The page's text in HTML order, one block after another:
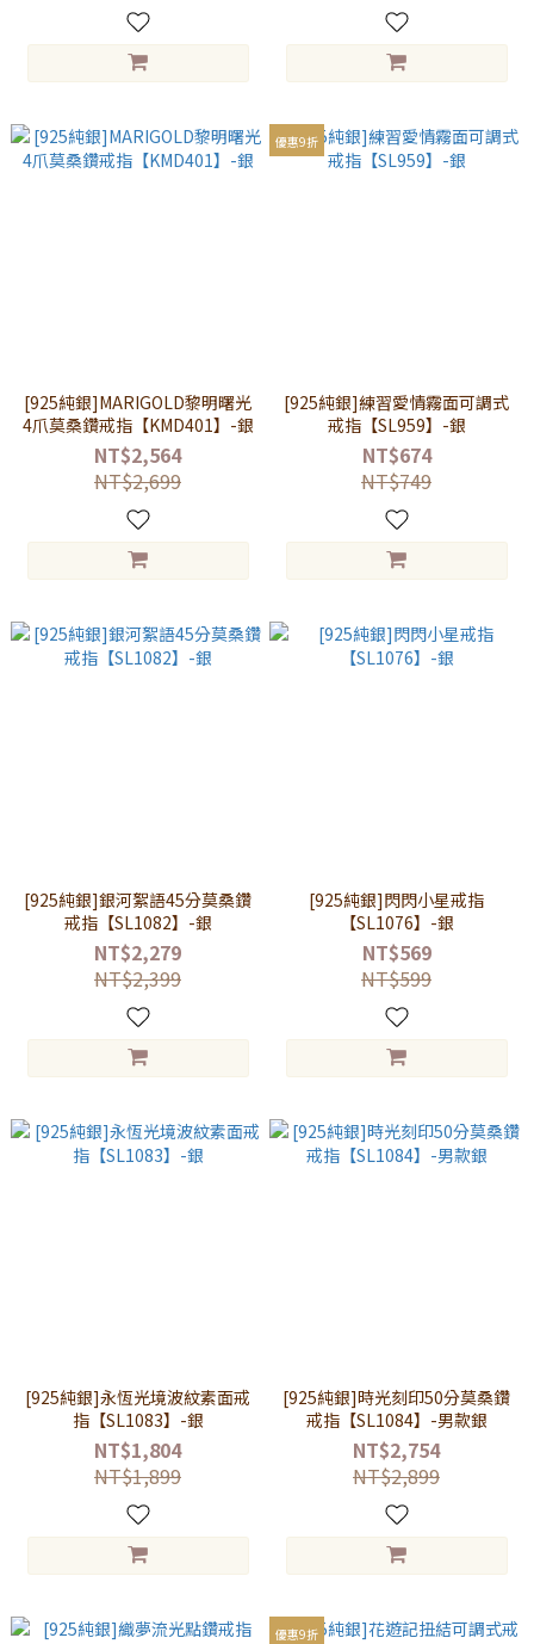
[925純銀]MARIGOLD黎明曙光
4爪莫桑鑽戒指【KMD401】-銀
NT$2,564
NT$2,699
優惠9折
[925純銀]練習愛情霧面可調式
戒指【SL959】-銀
NT$674
NT$749
[925純銀]銀河絮語45分莫桑鑽
戒指【SL1082】-銀
NT$2,279
NT$2,399
[925純銀]閃閃小星戒指
【SL1076】-銀
NT$569
NT$599
[925純銀]永恆光境波紋素面戒
指【SL1083】-銀
NT$1,804
NT$1,899
[925純銀]時光刻印50分莫桑鑽
戒指【SL1084】-男款銀
NT$2,754
NT$2,899
優惠9折